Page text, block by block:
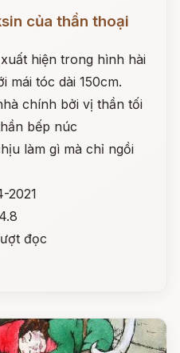
của thần thoại
hiện trong hình hài
mái tóc dài 150cm.
chính bởi vị thần tối
bếp núc
làm gì mà chỉ ngồi
2021
đọc